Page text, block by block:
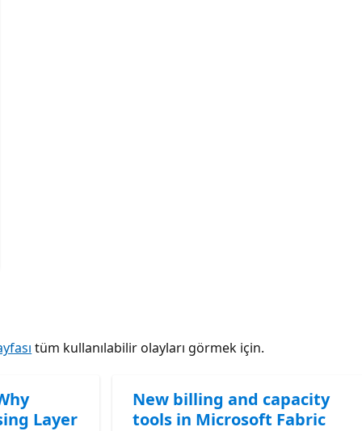
tüm kullanılabilir olayları görmek için.
Layer
New billing and capacity
tools in Microsoft Fabric